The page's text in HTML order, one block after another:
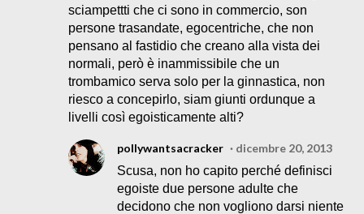
sciampettti che ci sono in commercio, son
persone trasandate, egocentriche, che non
pensano al fastidio che creano alla vista dei
normali, però è inammissibile che un
trombamico serva solo per la ginnastica, non
riesco a concepirlo, siam giunti ordunque a
livelli così egoisticamente alti?
pollywantsacracker
dicembre 20, 2013
Scusa, non ho capito perché definisci
egoiste due persone adulte che
decidono che non vogliono darsi niente